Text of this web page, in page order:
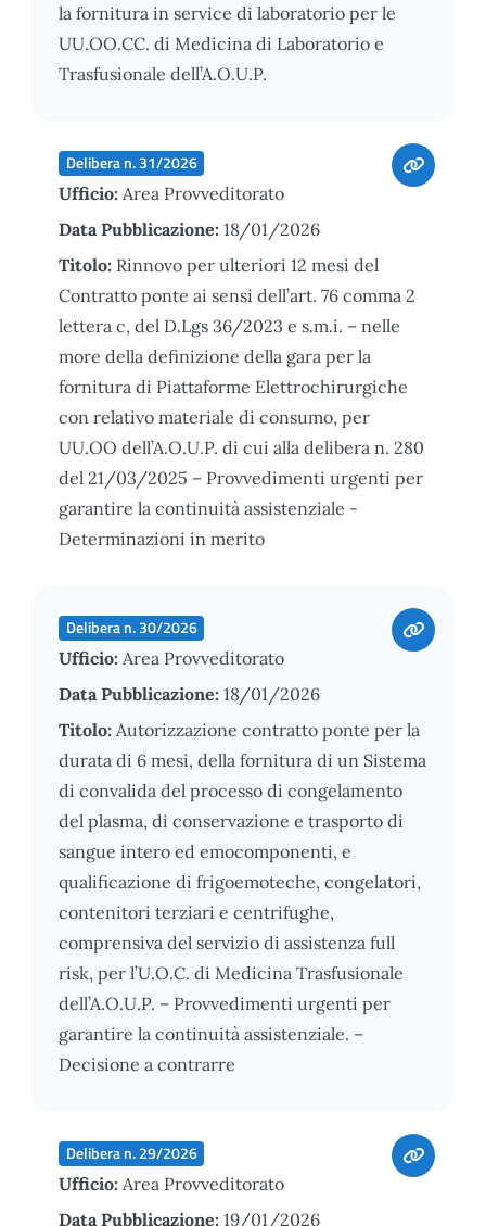
la fornitura in service di laboratorio per le
UU.OO.CC. di Medicina di Laboratorio e
Trasfusionale dell’A.O.U.P.
Delibera n. 31/2026
Ufficio: Area Provveditorato
Data Pubblicazione: 18/01/2026
Titolo: Rinnovo per ulteriori 12 mesi del
Contratto ponte ai sensi dell’art. 76 comma 2
lettera c, del D.Lgs 36/2023 e s.m.i. – nelle
more della definizione della gara per la
fornitura di Piattaforme Elettrochirurgiche
con relativo materiale di consumo, per
UU.OO dell’A.O.U.P. di cui alla delibera n. 280
del 21/03/2025 – Provvedimenti urgenti per
garantire la continuità assistenziale -
Determinazioni in merito
Delibera n. 30/2026
Ufficio: Area Provveditorato
Data Pubblicazione: 18/01/2026
Titolo: Autorizzazione contratto ponte per la
durata di 6 mesi, della fornitura di un Sistema
di convalida del processo di congelamento
del plasma, di conservazione e trasporto di
sangue intero ed emocomponenti, e
qualificazione di frigoemoteche, congelatori,
contenitori terziari e centrifughe,
comprensiva del servizio di assistenza full
risk, per l’U.O.C. di Medicina Trasfusionale
dell’A.O.U.P. – Provvedimenti urgenti per
garantire la continuità assistenziale. –
Decisione a contrarre
Delibera n. 29/2026
Ufficio: Area Provveditorato
Data Pubblicazione: 19/01/2026